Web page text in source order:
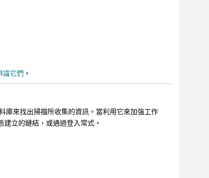
識它們 。
庫來找出掃描所收集的資訊。當利用它來加強工作
建立的鏈結，或通過登入常式。